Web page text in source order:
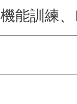
能訓練